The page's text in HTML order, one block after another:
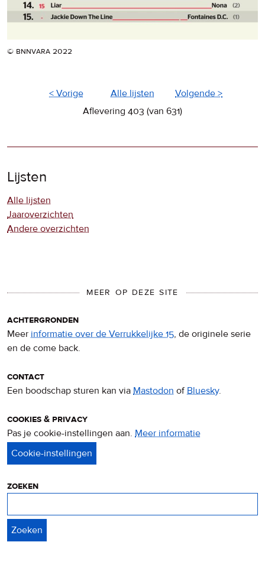
© bnnvara 2022
< Vorige Alle lijsten
Volgende >
Aflevering 403 (van 631)
Lijsten
Alle lijsten
Jaaroverzichten
Andere overzichten
MEER OP DEZE SITE
achtergronden
Meer informatie over de Verrukkelijke 15, de originele serie
en de come back.
contact
Een boodschap sturen kan via Mastodon ofBluesky.
cookies & privacy
Pas je cookie-instellingen aan. Meer informatie
zoeken